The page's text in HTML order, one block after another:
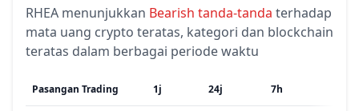
RHEA menunjukkan Bearish tanda-tanda terhadap
mata uang crypto teratas, kategori dan blockchain
teratas dalam berbagai periode waktu
Pasangan Trading 1j 24j 7h